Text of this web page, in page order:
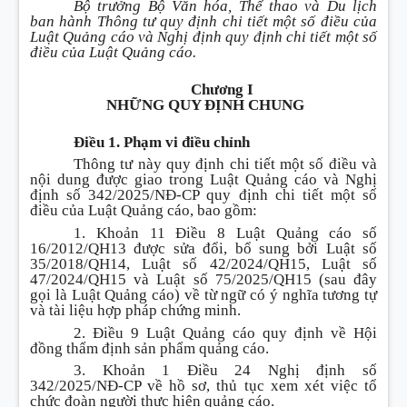
Bộ trưởng Bộ Văn hóa, Thể thao và Du lịch
ban hành Thông tư quy định chi tiết một số điều của
Luật Quảng cáo và Nghị định quy định chi tiết một số
điều của Luật Quảng cáo.
Chương I
NHỮNG QUY ĐỊNH CHUNG
Điều 1. Phạm vi điều chỉnh
Thông tư này quy định chi tiết một số điều và
nội dung được giao trong Luật Quảng cáo và Nghị
định số 342/2025/NĐ-CP quy định chi tiết một số
điều của Luật Quảng cáo, bao gồm:
1. Khoản 11 Điều 8 Luật Quảng cáo số
16/2012/QH13 được sửa đổi, bổ sung bởi Luật số
35/2018/QH14, Luật số 42/2024/QH15, Luật số
47/2024/QH15 và Luật số 75/2025/QH15 (sau đây
gọi là Luật Quảng cáo) về từ ngữ có ý nghĩa tương tự
và tài liệu hợp pháp chứng minh.
2. Điều 9 Luật Quảng cáo quy định về Hội
đồng thẩm định sản phẩm quảng cáo.
3. Khoản 1 Điều 24 Nghị định số
342/2025/NĐ-CP về hồ sơ, thủ tục xem xét việc tổ
chức đoàn người thực hiện quảng cáo.